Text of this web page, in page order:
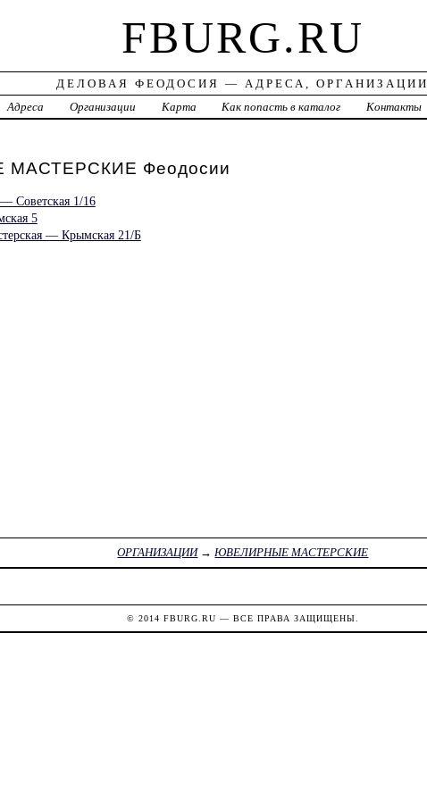
FBURG.RU
ДЕЛОВАЯ ФЕОДОСИЯ — АДРЕСА, ОРГАНИЗАЦИИ
Адреса
Организации Карта Как попасть в каталог Контакты
Феодосии
Советская 1/16
5
— Крымская 21/Б
ОРГАНИЗАЦИИ→ЮВЕЛИРНЫЕ МАСТЕРСКИЕ
© 2014 FBURG.RU — ВСЕ ПРАВА ЗАЩИЩЕНЫ.